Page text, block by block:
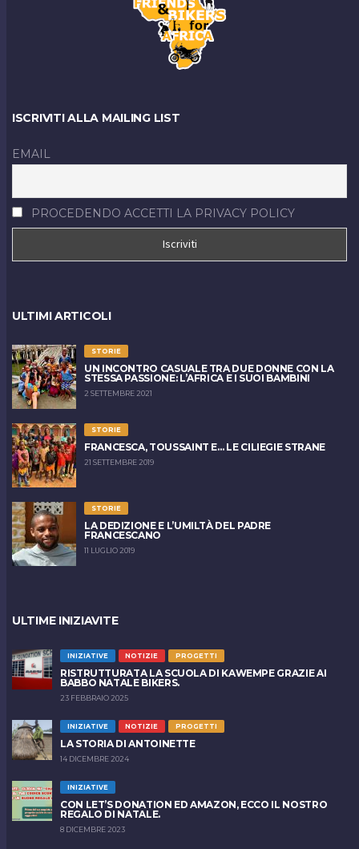
ISCRIVITI ALLA MAILING LIST
EMAIL
PROCEDENDO ACCETTI LA PRIVACY POLICY
ULTIMI ARTICOLI
STORIE
UN INCONTRO CASUALE TRA DUE DONNE CON LA
STESSA PASSIONE: L’AFRICA E I SUOI BAMBINI
2 SETTEMBRE 2021
STORIE
FRANCESCA, TOUSSAINT E… LE CILIEGIE STRANE
21 SETTEMBRE 2019
STORIE
LA DEDIZIONE E L’UMILTÀ DEL PADRE
FRANCESCANO
11 LUGLIO 2019
ULTIME INIZIAVITE
INIZIATIVE NOTIZIE PROGETTI
RISTRUTTURATA LA SCUOLA DI KAWEMPE GRAZIE AI
BABBO NATALE BIKERS.
23 FEBBRAIO 2025
INIZIATIVE NOTIZIE PROGETTI
LA STORIA DI ANTOINETTE
14 DICEMBRE 2024
INIZIATIVE
CON LET’S DONATION ED AMAZON, ECCO IL NOSTRO
REGALO DI NATALE.
8 DICEMBRE 2023